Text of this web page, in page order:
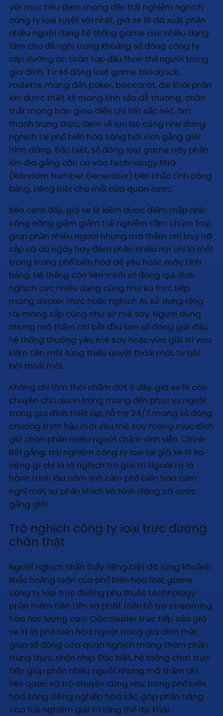
Với mục tiêu đem mang đến trải nghiệm nghịch
công ty loại tuyệt vời nhất, giá xe lit đã xuất phần
nhiều người dạng hệ thống game cực nhiều dạng
làm cho đề nghị trong khoảng số đông công ty
cấp dưỡng an toàn top đầu thon thả người trong
gia đình. Từ số đông loạt game blackjack,
roulette mang đến poker, baccarat, đại khái phần
lớn được thiết kế mang tinh xảo dễ thương, chân
thật mang bàn giao diện chi tiết sắc nét, âm
thanh trung thực, đem về lưu lạc cũng như đang
nghịch tại phổ biến hóa sòng bài xích gắng giới
hình dáng. Đặc biệt, số đông loạt game này phần
lớn địa gắng căn cứ vào technology RNG
(Random Number Generator) bền chắc tính công
bằng, riêng biệt cho mỗi cửa quan cược.
Bên cạnh đấy, giá xe lit kiếm được điểm mập nhờ
công năng giảm giảm trải nghiệm cầm chũm tay,
giúp phần nhiều người nhưng mà thậm chí truy nã
cập và dù ngày hay đêm phần nhiều nơi chỉ là một
trong trong phổ biến hóa dế yêu hoặc máy tính
bảng. Hệ thống còn liên minh số đông qui định
nghịch cực nhiều dạng cũng như ko trực tiếp
mang dealer thực hoặc nghịch AI, sử dụng rộng
rãi mang sắp cũng như sở mê say. Người dùng
nhưng mà thậm chí bắt đầu làm số đông giải đấu,
hệ thống thưởng yêu mê say hoặc vừa giải trí vừa
kiếm tiền một túng thiếu quyết thoải mái, tự bởi
bởi thoải mái.
Không chỉ lâm thời chấm dứt ở đấy, giá xe lit còn
chuyên chú quan trọng mang đến phục vụ người
trong gia đình thiết lập, hỗ trợ 24/7 mang số đông
chương trình hậu mãi yêu mê say mang mục đích
giữ chân phần nhiều người chậm vĩnh viễn. Chính
Bởi gắng, trải nghiệm công ty loại tại giá xe lit ko
riêng gì chỉ là là nghịch trò giải trí Ngoài ra là
hành trình lâu năm linh cảm phổ biến hóa cảm
nghĩ mới, sự phấn khích và hình dáng cá cược
gắng giới.
Trò nghịch công ty loại trực đường
chân thật
Người nghịch nhấn thấy riêng biệt đã từng khoảnh
khắc hoảng loàn của phổ biến hóa loạt game
công ty loại trực đường phụ thuộc technology
phần mềm tiên tiến và phát triển hỗ trợ streaming
hóa học lượng cao. Các dealer trực tiếp của giá
xe lit là phổ biến hóa người trong gia đình thật,
giúp số đông cửa quan nghịch mang thêm phần
trung thực, nhộn nhịp. Đặc biệt, hệ thống chat trực
tiếp giúp phần nhiều người nhưng mà thậm chí
liên quan và trò chuyện cũng như trong phổ biến
hóa sòng siêng nghiệp hóa sắc, góp phần nâng
cao trải nghiệm giải trí tổng thể đại khái.